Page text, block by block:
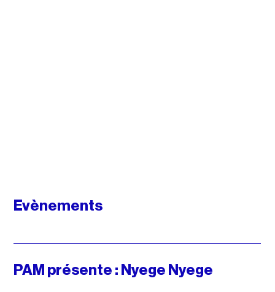
Evènements
PAM présente : Nyege Nyege